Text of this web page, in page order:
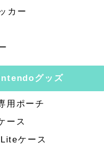
カー
グッズ
用ポーチ
ース
ケース